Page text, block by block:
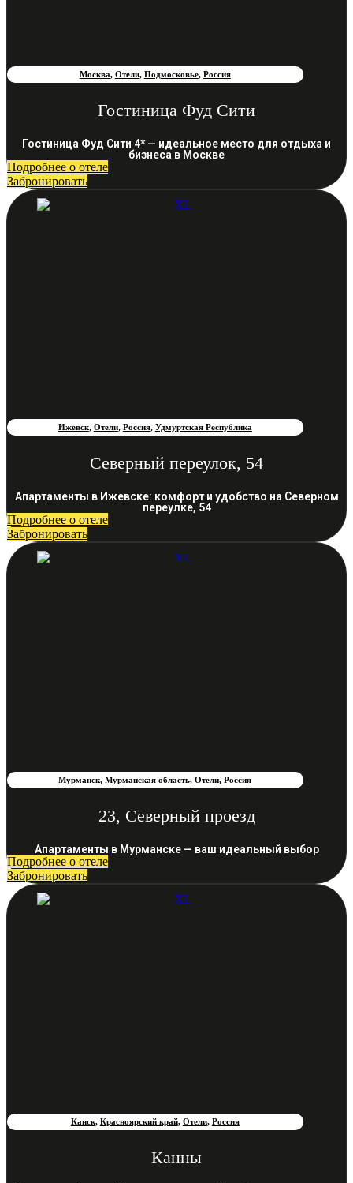
Москва, Отели, Подмосковье, Россия
Гостиница Фуд Сити
Гостиница Фуд Сити 4* — идеальное место для отдыха и
бизнеса в Москве
Подробнее о отеле
Забронировать
Ижевск, Отели, Россия, Удмуртская Республика
Северный переулок, 54
Апартаменты в Ижевске: комфорт и удобство на Северном
переулке, 54
Подробнее о отеле
Забронировать
Мурманск,Мурманская область,Отели,Россия
23, Северный проезд
Апартаменты в Мурманске — ваш идеальный выбор
Подробнее о отеле
Забронировать
Канск, Красноярский край, Отели, Россия
Канны